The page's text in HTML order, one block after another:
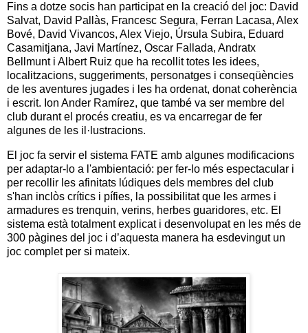
Fins a dotze socis han participat en la creació del joc: David
Salvat, David Pallàs, Francesc Segura, Ferran Lacasa, Alex
Bové, David Vivancos, Alex Viejo, Úrsula Subira, Eduard
Casamitjana, Javi Martínez, Oscar Fallada, Andratx
Bellmunt i Albert Ruiz que ha recollit totes les idees,
localitzacions, suggeriments, personatges i conseqüències
de les aventures jugades i les ha ordenat, donat coherència
i escrit. Ion Ander Ramírez, que també va ser membre del
club durant el procés creatiu, es va encarregar de fer
algunes de les il·lustracions.
El joc fa servir el sistema FATE amb algunes modificacions
per adaptar-lo a l'ambientació: per fer-lo més espectacular i
per recollir les afinitats lúdiques dels membres del club
s'han inclòs crítics i pífies, la possibilitat que les armes i
armadures es trenquin, verins, herbes guaridores, etc. El
sistema està totalment explicat i desenvolupat en les més de
300 pàgines del joc i d’aquesta manera ha esdevingut un
joc complet per si mateix.